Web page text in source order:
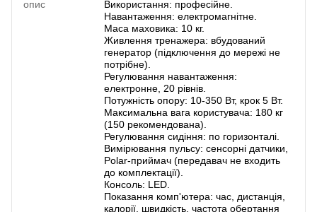
опис
Використання: професійне.
Навантаження: електромагнітне.
Маса маховика: 10 кг.
Живлення тренажера: вбудований
генератор (підключення до мережі не
потрібне).
Регулювання навантаження:
електронне, 20 рівнів.
Потужність опору: 10-350 Вт, крок 5 Вт.
Максимальна вага користувача: 180 кг
(150 рекомендована).
Регулювання сидіння: по горизонталі.
Вимірювання пульсу: сенсорні датчики,
Polar-приймач (передавач не входить
до комплектації).
Консоль: LED.
Показання комп'ютера: час, дистанція,
калорії, швидкість, частота обертання